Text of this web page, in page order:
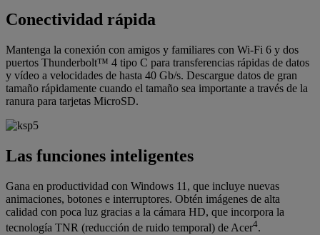
Conectividad rápida
Mantenga la conexión con amigos y familiares con Wi-Fi 6 y dos
puertos Thunderbolt™ 4 tipo C para transferencias rápidas de datos
y vídeo a velocidades de hasta 40 Gb/s. Descargue datos de gran
tamaño rápidamente cuando el tamaño sea importante a través de la
ranura para tarjetas MicroSD.
Las funciones inteligentes
Gana en productividad con Windows 11, que incluye nuevas
animaciones, botones e interruptores. Obtén imágenes de alta
calidad con poca luz gracias a la cámara HD, que incorpora la
tecnología TNR (reducción de ruido temporal) de Acer4.